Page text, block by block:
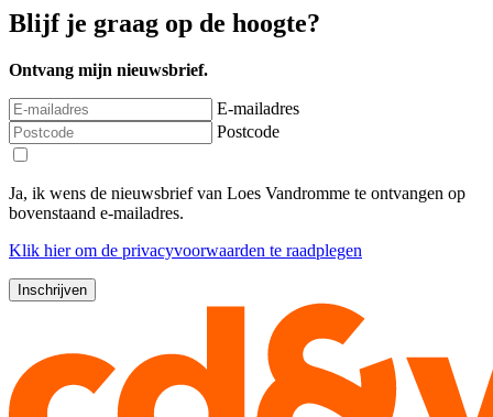
Blijf je graag op de hoogte?
Ontvang mijn nieuwsbrief.
E-mailadres
Postcode
Ja, ik wens de nieuwsbrief van Loes Vandromme te ontvangen op
bovenstaand e-mailadres.
Klik hierom de privacyvoorwaarden te raadplegen